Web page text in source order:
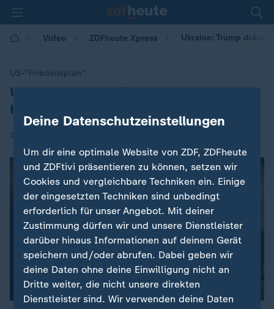
Video ZDFheute Xpress Ukraine: Trump
US-"Friedensplan"
:Ukraine: Trump drängt auf rasches
Kriegsende
26.11.2025 | 07:39
Deine Datenschutzeinstellungen
Um dir eine optimale Website von ZDF, ZDFheute
und ZDFtivi präsentieren zu können, setzen wir
Cookies und vergleichbare Techniken ein. Einige
der eingesetzten Techniken sind unbedingt
erforderlich für unser Angebot. Mit deiner
Zustimmung dürfen wir und unsere Dienstleister
darüber hinaus Informationen auf deinem Gerät
speichern und/oder abrufen. Dabei geben wir
deine Daten ohne deine Einwilligung nicht an
Dritte weiter, die nicht unsere direkten
Dienstleister sind. Wir verwenden deine Daten